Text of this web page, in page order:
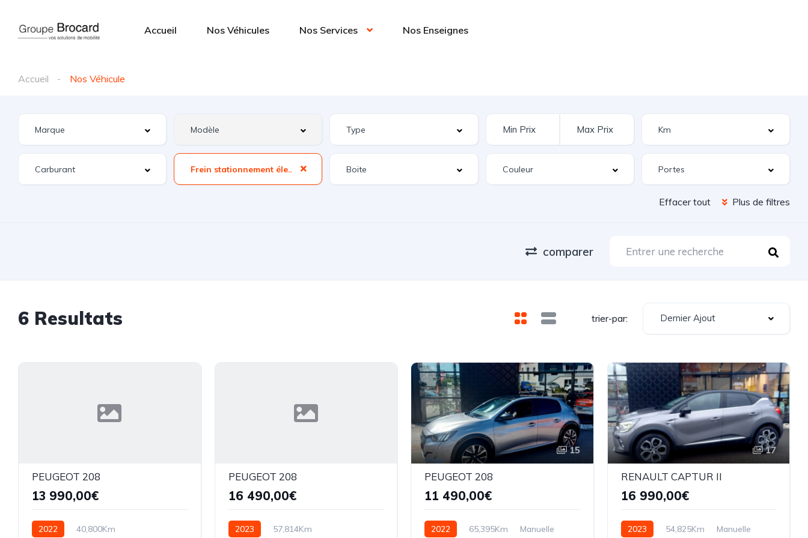
Accueil Nos Véhicules Nos Services Nos Enseignes
Accueil Nos Véhicule
Frein stationnement électrique
Effacer tout Plus de filtres
comparer
6 Resultats trier-par: Dernier Ajout
PEUGEOT 208
13 990,00€
2022
40,800Km
PEUGEOT 208
16 490,00€
2023
57,814Km
15
PEUGEOT 208
11 490,00€
2022 65,395Km
Manuelle
17
RENAULT CAPTUR II
16 990,00€
2023 54,825Km
Manuelle